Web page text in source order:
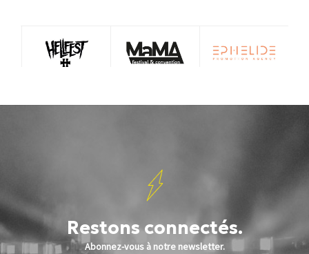
Restons connectés.
Abonnez-vous à notre newsletter.